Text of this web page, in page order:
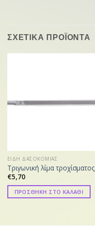
ΣΧΕΤΙΚΑ ΠΡΟΪΟΝΤΑ
ΕΙΔΗ ΔΑΣΟΚΟΜΙΑΣ
Τριγωνική λίμα τροχίσματος
€5,70
ΠΡΟΣΘΗΚΗ ΣΤΟ ΚΑΛΑΘΙ